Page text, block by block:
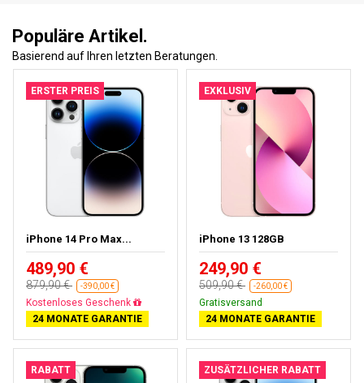
Populäre Artikel.
Basierend auf Ihren letzten Beratungen.
ERSTER PREIS
iPhone 14 Pro Max...
489,90 €
879,90 € -390,00 €
Gratisversand
24 MONATE GARANTIE
EXKLUSIV
iPhone 13 128GB
249,90 €
509,90 € -260,00 €
Gratisversand
24 MONATE GARANTIE
RABATT ZUSÄTZLICHER RABATT